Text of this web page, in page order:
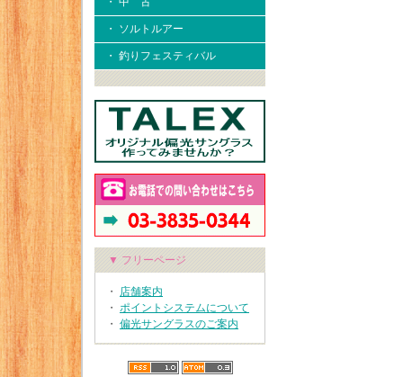
・ ソルトルアー
・ 釣りフェスティバル
▼ フリーページ
・ 店舗案内
・ ポイントシステムについて
・ 偏光サングラスのご案内